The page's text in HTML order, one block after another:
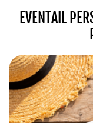
EVENTAIL